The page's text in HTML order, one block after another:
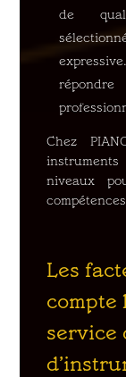
de
Chez
niveaux
Les
compte
service